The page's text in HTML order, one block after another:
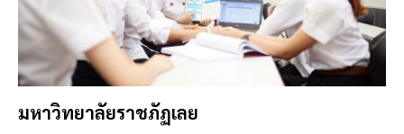
มหาวิทยาลัยราชภัฏเลย